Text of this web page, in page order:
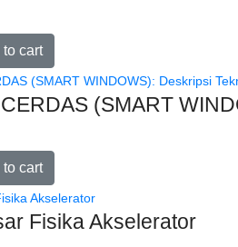
to cart
(SMART
to cart
Fisika Akselerator